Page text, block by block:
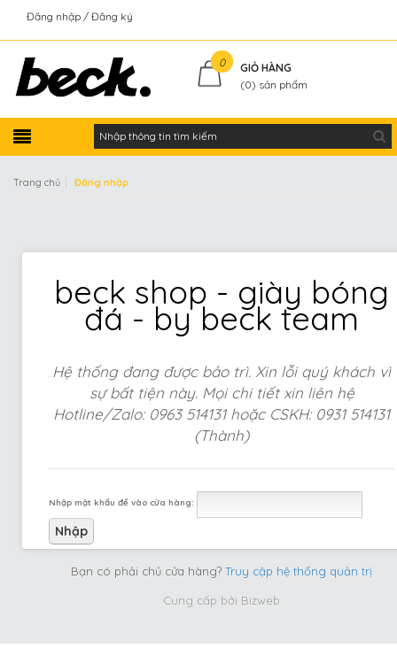
Đăng nhập Đăng ký
0
GIỎ HÀNG
(0) sản phẩm
Trang chủ Đăng nhập
beck shop - giày bóng
đá - by beck team
Hệ thống đang được bảo trì. Xin lỗi quý khách vì
sự bất tiện này. Mọi chi tiết xin liên hệ
Hotline/Zalo: 0963 514131 hoặc CSKH: 0931 514131
(Thành)
Nhập mật khẩu để vào cửa hàng:
Bạn có phải chủ cửa hàng? Truy cập hệ thống quản trị
Cung cấp bởi Bizweb